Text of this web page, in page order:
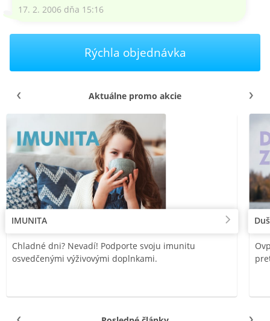
17. 2. 2006 dňa 15:16
Rýchla objednávka
Aktuálne promo akcie
IMUNITA
Chladné dni? Nevadí! Podporte svoju imunitu
osvedčenými výživovými doplnkami.